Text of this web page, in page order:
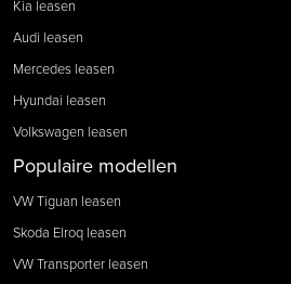
Kia leasen
Audi leasen
Mercedes leasen
Hyundai leasen
Volkswagen leasen
Populaire modellen
VW Tiguan leasen
Skoda Elroq leasen
VW Transporter leasen